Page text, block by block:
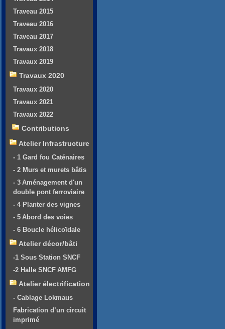
Traveau 2015
Traveau 2016
Traveau 2017
Travaux 2018
Travaux 2019
Travaux 2020
Travaux 2020
Travaux 2021
Travaux 2022
Contributions
Atelier Infrastructure
- 1 Gard fou Caténaires
- 2 Murs et murets bâtis
- 3 Aménagement d'un
double pont ferroviaire
- 4 Planter des vignes
- 5 Abord des voies
- 6 Boucle hélicoïdale
Atelier décor/bâti
-1 Sous Station SNCF
-2 Halle SNCF AMFG
Atelier électrification
- Cablage Lokmaus
Fabrication d’un circuit
imprimé